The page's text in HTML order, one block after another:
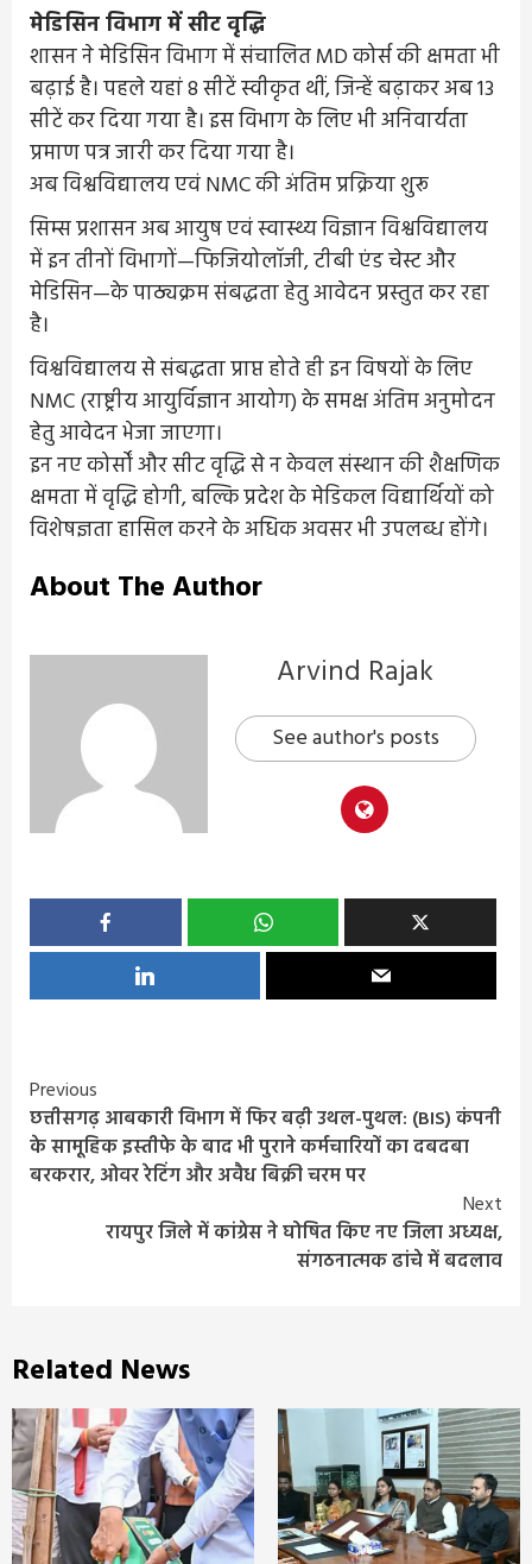
मेडिसिन विभाग में सीट वृद्धि
शासन ने मेडिसिन विभाग में संचालित MD कोर्स की क्षमता भी
बढ़ाई है। पहले यहां 8 सीटें स्वीकृत थीं, जिन्हें बढ़ाकर अब 13
सीटें कर दिया गया है। इस विभाग के लिए भी अनिवार्यता
प्रमाण पत्र जारी कर दिया गया है।
अब विश्वविद्यालय एवं NMC की अंतिम प्रक्रिया शुरू
सिम्स प्रशासन अब आयुष एवं स्वास्थ्य विज्ञान विश्वविद्यालय
में इन तीनों विभागों—फिजियोलॉजी, टीबी एंड चेस्ट और
मेडिसिन—के पाठ्यक्रम संबद्धता हेतु आवेदन प्रस्तुत कर रहा
है।
विश्वविद्यालय से संबद्धता प्राप्त होते ही इन विषयों के लिए
NMC (राष्ट्रीय आयुर्विज्ञान आयोग) के समक्ष अंतिम अनुमोदन
हेतु आवेदन भेजा जाएगा।
इन नए कोर्सों और सीट वृद्धि से न केवल संस्थान की शैक्षणिक
क्षमता में वृद्धि होगी, बल्कि प्रदेश के मेडिकल विद्यार्थियों को
विशेषज्ञता हासिल करने के अधिक अवसर भी उपलब्ध होंगे।
About The Author
Arvind Rajak
See author's posts
Continue
Reading
Previous
छत्तीसगढ़ आबकारी विभाग में फिर बढ़ी उथल-पुथल: (BIS) कंपनी
के सामूहिक इस्तीफे के बाद भी पुराने कर्मचारियों का दबदबा
बरकरार, ओवर रेटिंग और अवैध बिक्री चरम पर
Next
रायपुर जिले में कांग्रेस ने घोषित किए नए जिला अध्यक्ष,
संगठनात्मक ढांचे में बदलाव
Related News